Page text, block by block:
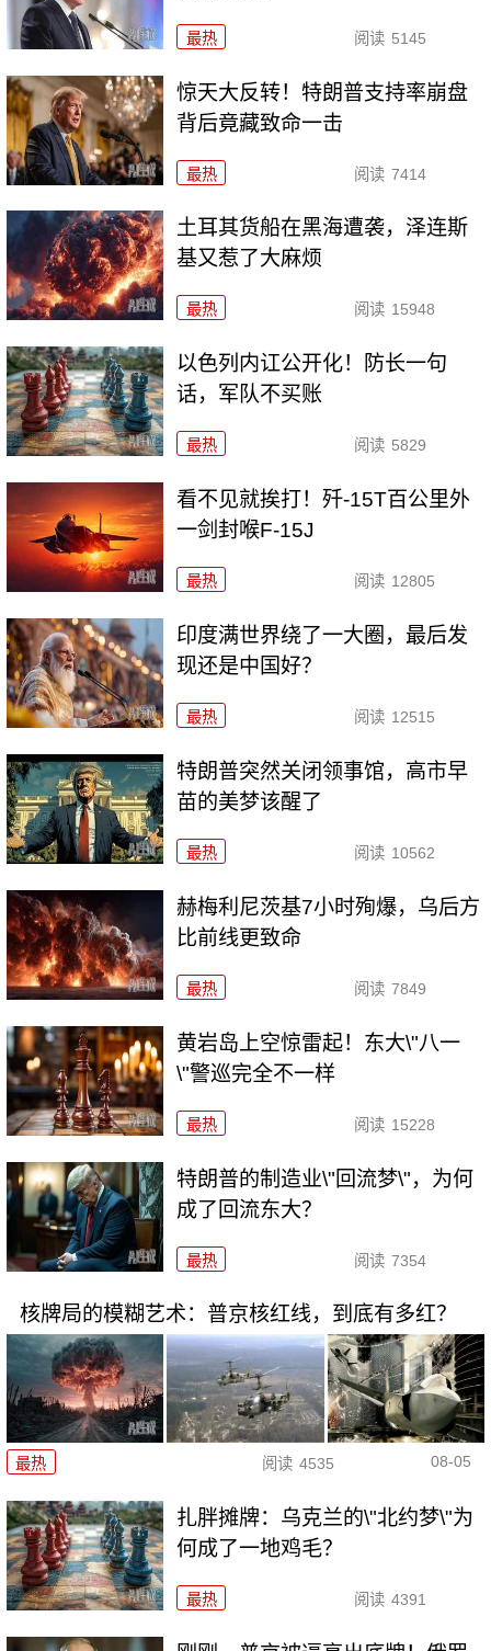
最热 阅读 5145
惊天大反转！特朗普支持率崩盘
背后竟藏致命一击
最热 阅读 7414
土耳其货船在黑海遭袭，泽连斯
基又惹了大麻烦
最热 阅读 15948
以色列内讧公开化！防长一句
话，军队不买账
最热 阅读 5829
看不见就挨打！歼-15T百公里外
一剑封喉F-15J
最热 阅读 12805
印度满世界绕了一大圈，最后发
现还是中国好？
最热 阅读 12515
特朗普突然关闭领事馆，高市早
苗的美梦该醒了
最热 阅读 10562
赫梅利尼茨基7小时殉爆，乌后方
比前线更致命
最热 阅读 7849
黄岩岛上空惊雷起！东大\"八一
\"警巡完全不一样
最热 阅读 15228
特朗普的制造业\"回流梦\"，为何
成了回流东大？
最热 阅读 7354
核牌局的模糊艺术：普京核红线，到底有多红？
最热 阅读 4535 08-05
扎胖摊牌：乌克兰的\"北约梦\"为
何成了一地鸡毛？
最热 阅读 4391